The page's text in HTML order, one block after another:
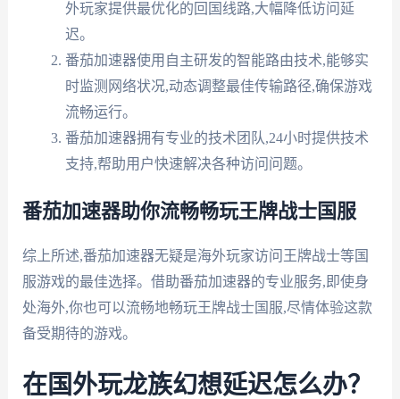
外玩家提供最优化的回国线路,大幅降低访问延
迟。
番茄加速器使用自主研发的智能路由技术,能够实
时监测网络状况,动态调整最佳传输路径,确保游戏
流畅运行。
番茄加速器拥有专业的技术团队,24小时提供技术
支持,帮助用户快速解决各种访问问题。
番茄加速器助你流畅畅玩王牌战士国服
综上所述,番茄加速器无疑是海外玩家访问王牌战士等国
服游戏的最佳选择。借助番茄加速器的专业服务,即使身
处海外,你也可以流畅地畅玩王牌战士国服,尽情体验这款
备受期待的游戏。
在国外玩龙族幻想延迟怎么办？